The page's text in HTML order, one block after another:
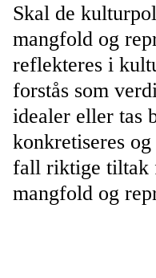
Skal de
mangfold og
reflekteres i
forstås som
idealer eller tas
konkretiseres
fall riktige tiltak
mangfold og